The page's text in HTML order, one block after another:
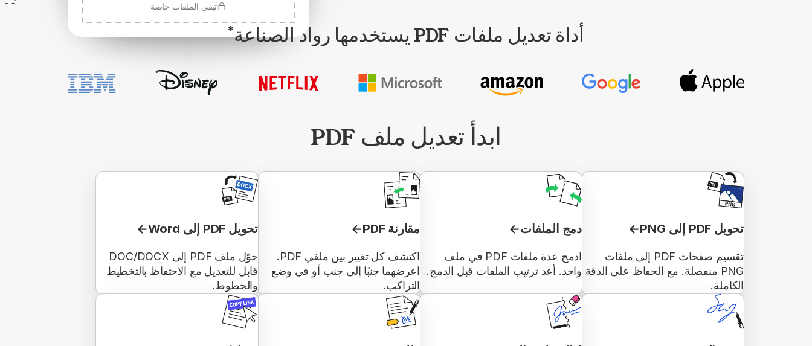
تبقى الملفات خاصة
أداة تعديل ملفات PDF يستخدمها رواد الصناعة *
ابدأ تعديل ملف PDF
تحويل PDF إلى PNG
تقسيم صفحات PDF إلى ملفات
PNG منفصلة. مع الحفاظ على الدقة
الكاملة.
دمج الملفات
ادمج عدة ملفات PDF في ملف
واحد. أعد ترتيب الملفات قبل الدمج.
مقارنة PDF
اكتشف كل تغيير بين ملفي PDF.
اعرضهما جنبًا إلى جنب أو في وضع
التراكب.
تحويل PDF إلى Word
حوّل ملف PDF إلى DOC/DOCX
قابل للتعديل مع الاحتفاظ بالتخطيط
والخطوط.